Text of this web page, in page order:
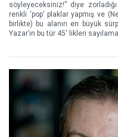
söyleyeceksiniz!” diye
renkli ‘pop’ plaklar yapmış ve
birlikte) bu alanın en büyük
Yazar’ın bu tür 45' likleri